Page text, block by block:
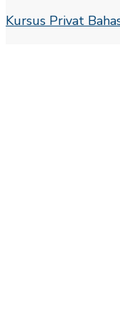
Kursus Privat